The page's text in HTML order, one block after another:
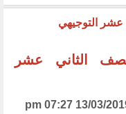
الثاني عشر